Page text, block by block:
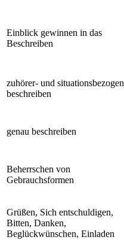
Einblick gewinnen in das
Beschreiben
zuhörer- und situationsbezogen
beschreiben
genau beschreiben
Beherrschen von
Gebrauchsformen
Grüßen, Sich entschuldigen,
Bitten, Danken,
Beglückwünschen, Einladen